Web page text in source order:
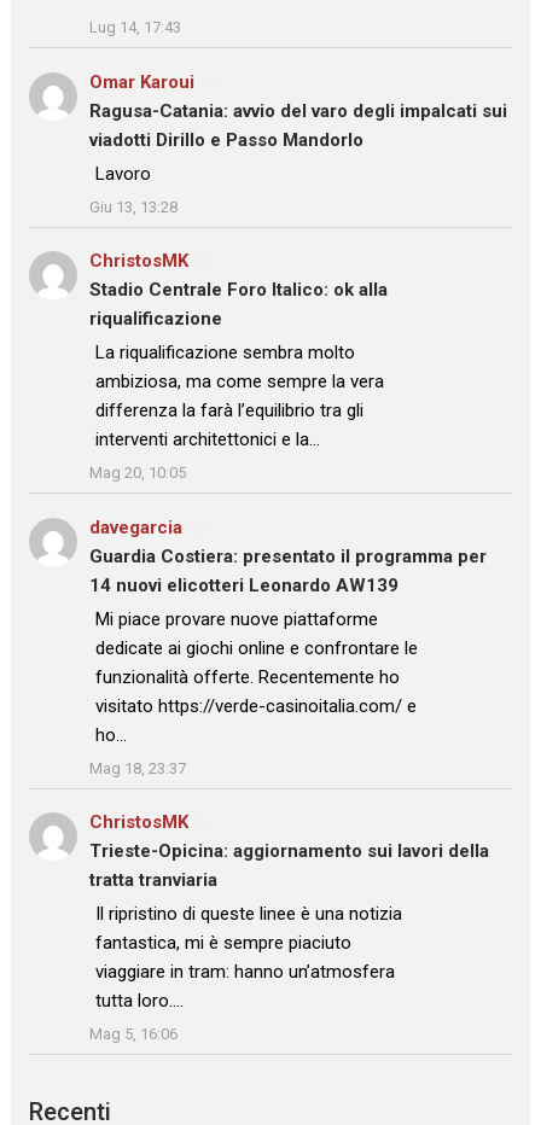
Lug 14, 17:43
Omar Karoui
Ragusa-Catania: avvio del varo degli impalcati sui
viadotti Dirillo e Passo Mandorlo
: “Lavoro
”
Giu 13, 13:28
ChristosMKsu
Stadio Centrale Foro Italico: ok alla
riqualificazione
: “La riqualificazione sembra molto
ambiziosa, ma come sempre la vera
differenza la farà l’equilibrio tra gli
interventi architettonici e la…
”
Mag 20, 10:05
davegarcia
Guardia Costiera: presentato il programma per
14 nuovi elicotteri Leonardo AW139
: “
Mi piace provare nuove piattaforme
dedicate ai giochi online e confrontare le
funzionalità offerte. Recentemente ho
visitato https://verde-casinoitalia.com/ e
ho…
”
Mag 18, 23:37
ChristosMKsu
Trieste-Opicina: aggiornamento sui lavori della
tratta tranviaria
: “
Il ripristino di queste linee è una notizia
fantastica, mi è sempre piaciuto
viaggiare in tram: hanno un’atmosfera
tutta loro.…
”
Mag 5, 16:06
Recenti